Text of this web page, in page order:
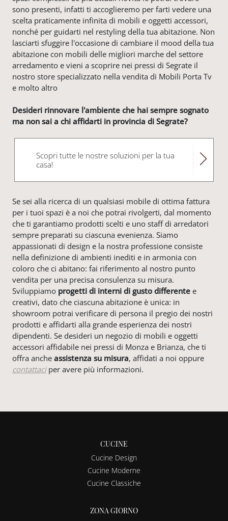
sono presenti, infatti ti accoglieremo per farti vedere una
scelta praticamente infinita di mobili e oggetti accessori,
nonché per guidarti nel restyling della tua abitazione. Non
lasciarti sfuggire l'occasione di cambiare il mood della tua
abitazione con mobili delle migliori marche del settore
arredamento e vieni a scoprire nei pressi di Segrate il
nostro store specializzato nella vendita di Mobili Porta Tv
e molto altro
Desideri rinnovare l'ambiente che hai sempre sognato
ma non sai a chi affidarti in provincia di Segrate?
Scopri tutte le nostre soluzioni per la tua
casa!
Se sei alla ricerca di un qualsiasi mobile di ottima fattura
per i tuoi spazi è a noi che potrai rivolgerti, dal momento
che ti garantiamo prodotti scelti e uno staff di arredatori
sempre preparati su ciascuna evenienza. Siamo
appassionati di design e la nostra professione consiste
nella definizione di ambienti inediti e in armonia con
coloro che ci abitano: fai riferimento al nostro punto
vendita per una precisa consulenza su misura.
Sviluppiamo progetti di interni di gusto differente e
creativi, dato che ciascuna abitazione è unica: in
showroom potrai verificare di persona il pregio dei nostri
prodotti e affidarti alla grande esperienza dei nostri
dipendenti. Se desideri un negozio di mobili e oggetti
accessori affidabile nei pressi di Monza e Brianza, che ti
offra anche assistenza su misura, affidati a noi oppure
contattaciper avere più informazioni.
CUCINE
Cucine Design
Cucine Moderne
Cucine Classiche
ZONA GIORNO